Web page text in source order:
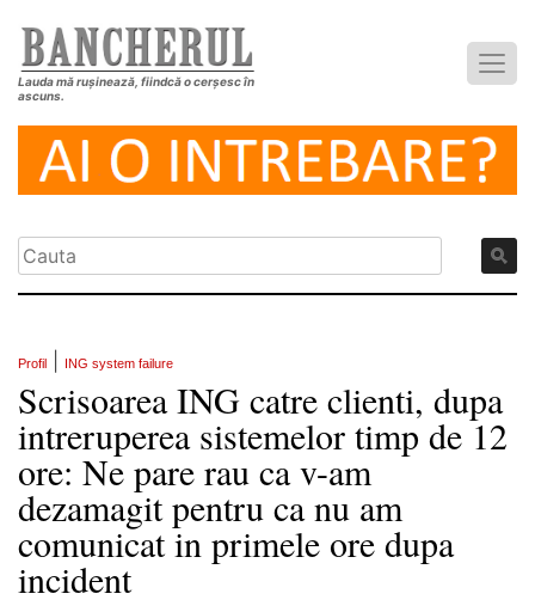
Lauda mă rușinează, fiindcă o cerșesc în
ascuns.
Profil ING system failure
Scrisoarea ING catre clienti, dupa
intreruperea sistemelor timp de 12
ore: Ne pare rau ca v-am
dezamagit pentru ca nu am
comunicat in primele ore dupa
incident